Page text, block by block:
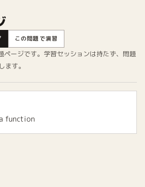
この問題で演習
ページです。学習セッションは持たず、問題
ます。
function